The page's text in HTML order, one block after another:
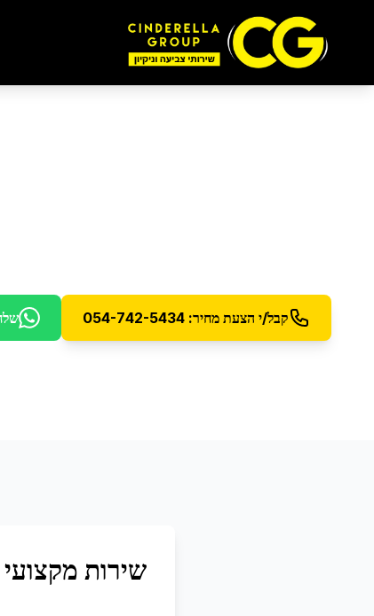
קבל/י הצעת מחיר: 054-742-5434
שירות מקצועי